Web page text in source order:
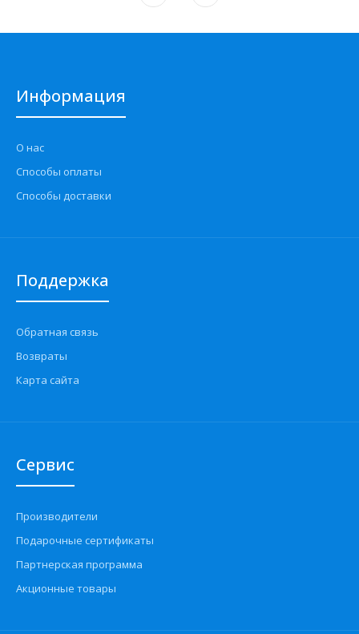
Информация
О нас
Способы оплаты
Способы доставки
Поддержка
Обратная связь
Возвраты
Карта сайта
Сервис
Производители
Подарочные сертификаты
Партнерская программа
Акционные товары